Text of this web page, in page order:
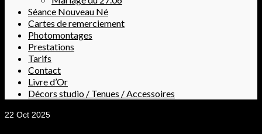
Séance Nouveau Né
Cartes de remerciement
Photomontages
Prestations
Tarifs
Contact
Livre d’Or
Décors studio / Tenues / Accessoires
22 Oct 2025